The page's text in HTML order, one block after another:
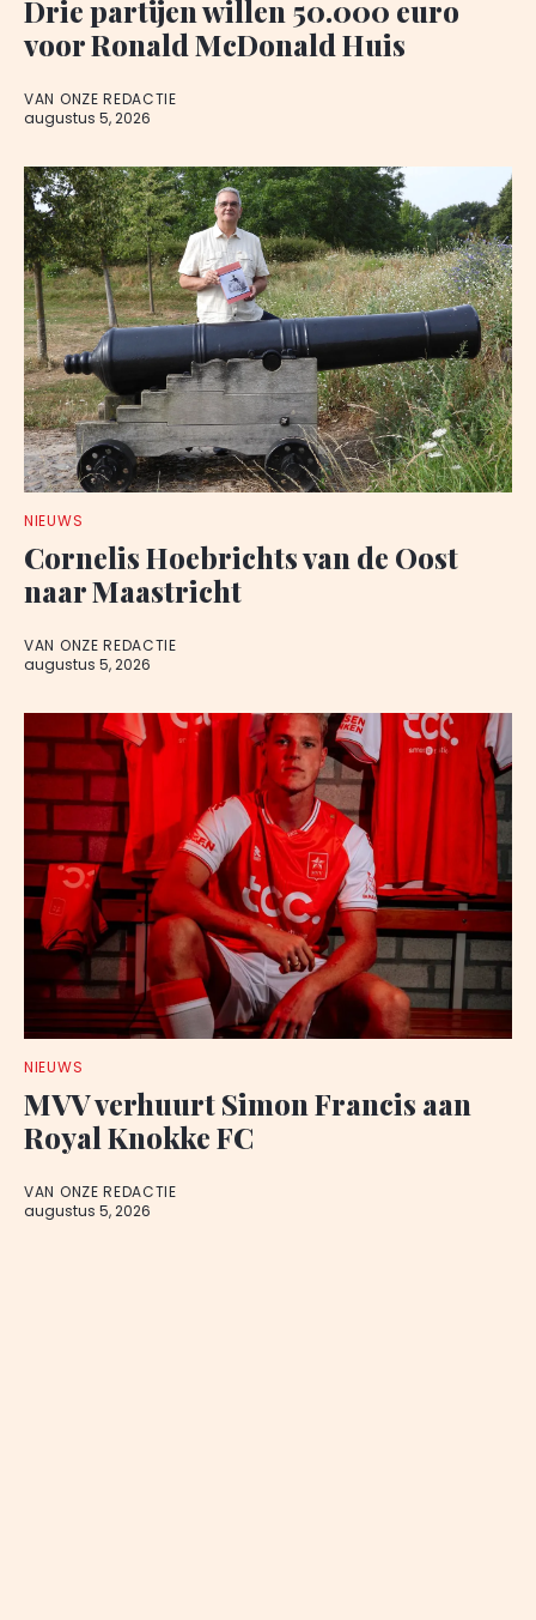
Drie partijen willen 50.000 euro
voor Ronald McDonald Huis
VAN ONZE REDACTIE
augustus 5, 2026
NIEUWS
Cornelis Hoebrichts van de Oost
naar Maastricht
VAN ONZE REDACTIE
augustus 5, 2026
NIEUWS
MVV verhuurt Simon Francis aan
Royal Knokke FC
VAN ONZE REDACTIE
augustus 5, 2026